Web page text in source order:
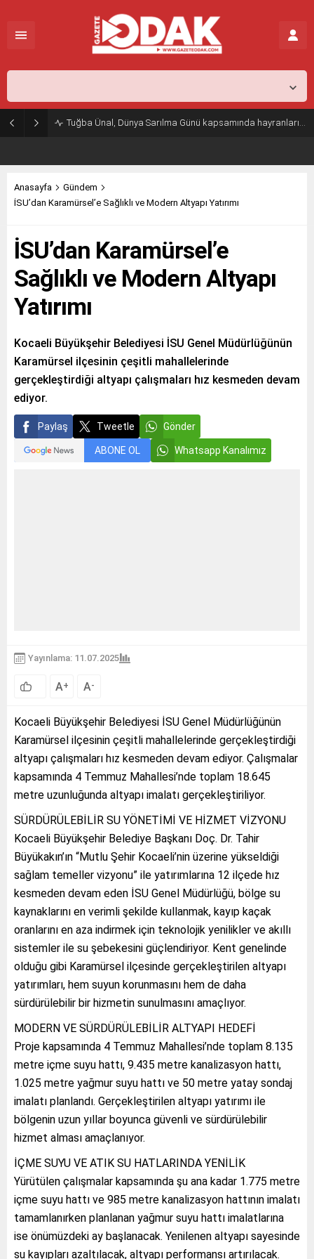
Tuğba Ünal, Dünya Sarılma Günü kapsamında hayranlarıyla buluştu
Anasayfa
Gündem
İSU’dan Karamürsel’e Sağlıklı ve Modern Altyapı Yatırımı
İSU’dan Karamürsel’e
Sağlıklı ve Modern Altyapı
Yatırımı
Kocaeli Büyükşehir Belediyesi İSU Genel Müdürlüğünün
Karamürsel ilçesinin çeşitli mahallelerinde
gerçekleştirdiği altyapı çalışmaları hız kesmeden devam
ediyor.
Paylaş Tweetle Gönder
ABONE OL Whatsapp Kanalımız
Yayınlama: 11.07.2025
A+ A-
Kocaeli Büyükşehir Belediyesi İSU Genel Müdürlüğünün
Karamürsel ilçesinin çeşitli mahallelerinde gerçekleştirdiği
altyapı çalışmaları hız kesmeden devam ediyor. Çalışmalar
kapsamında 4 Temmuz Mahallesi’nde toplam 18.645
metre uzunluğunda altyapı imalatı gerçekleştiriliyor.
SÜRDÜRÜLEBİLİR SU YÖNETİMİ VE HİZMET VİZYONU
Kocaeli Büyükşehir Belediye Başkanı Doç. Dr. Tahir
Büyükakın’ın “Mutlu Şehir Kocaeli’nin üzerine yükseldiği
sağlam temeller vizyonu” ile yatırımlarına 12 ilçede hız
kesmeden devam eden İSU Genel Müdürlüğü, bölge su
kaynaklarını en verimli şekilde kullanmak, kayıp kaçak
oranlarını en aza indirmek için teknolojik yenilikler ve akıllı
sistemler ile su şebekesini güçlendiriyor. Kent genelinde
olduğu gibi Karamürsel ilçesinde gerçekleştirilen altyapı
yatırımları, hem suyun korunmasını hem de daha
sürdürülebilir bir hizmetin sunulmasını amaçlıyor.
MODERN VE SÜRDÜRÜLEBİLİR ALTYAPI HEDEFİ
Proje kapsamında 4 Temmuz Mahallesi’nde toplam 8.135
metre içme suyu hattı, 9.435 metre kanalizasyon hattı,
1.025 metre yağmur suyu hattı ve 50 metre yatay sondaj
imalatı planlandı. Gerçekleştirilen altyapı yatırımı ile
bölgenin uzun yıllar boyunca güvenli ve sürdürülebilir
hizmet alması amaçlanıyor.
İÇME SUYU VE ATIK SU HATLARINDA YENİLİK
Yürütülen çalışmalar kapsamında şu ana kadar 1.775 metre
içme suyu hattı ve 985 metre kanalizasyon hattının imalatı
tamamlanırken planlanan yağmur suyu hattı imalatlarına
ise önümüzdeki ay başlanacak. Yenilenen altyapı sayesinde
su kayıpları azaltılacak, altyapı performansı artırılacak.